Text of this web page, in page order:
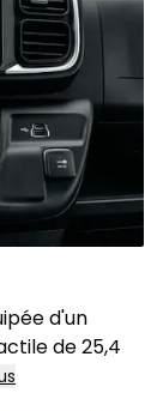
d'un
de 25,4